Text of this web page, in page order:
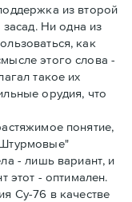
из второй
засад. Ни одна из
как
этого слова -
такое их
орудия, что
понятие,
- лишь вариант, и
этот - оптимален.
Су-76 в качестве